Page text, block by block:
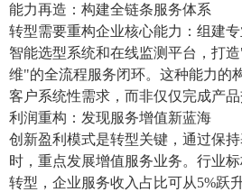
能力再造：构建全链条服务体系
转型需要重构企业核心能力：组建
智能选型系统和在线监测平台，打
维"的全流程服务闭环。这种能力的
客户系统性需求，而非仅仅完成产品
利润重构：发现服务增值新蓝海
创新盈利模式是转型关键，通过保
时，重点发展增值服务业务。行业
转型，企业服务收入占比可从5%跃